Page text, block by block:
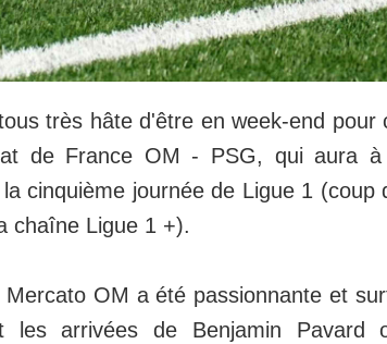
très hâte d'être en week-end pour
de France OM - PSG, qui aura
cinquième journée de Ligue 1 (coup
chaîne Ligue 1 +).
OM a été passionnante et
les arrivées de Benjamin Pavard